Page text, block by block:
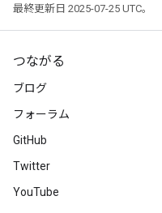
最終更新日 2025-07-25 UTC。
つながる
ブログ
フォーラム
GitHub
Twitter
YouTube